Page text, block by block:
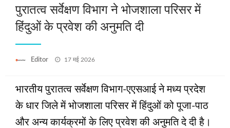
पुरातत्व सर्वेक्षण विभाग ने भोजशाला परिसर में
हिंदुओं के प्रवेश की अनुमति दी
Editor
Posted
17 मई 2026
भारतीय पुरातत्व सर्वेक्षण विभाग-एएसआई ने मध्य प्रदेश
के धार जिले में भोजशाला परिसर में हिंदुओं को पूजा-पाठ
और अन्य कार्यक्रमों के लिए प्रवेश की अनुमति दे दी है।